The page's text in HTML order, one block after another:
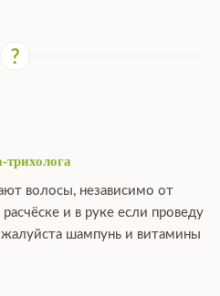
трихолога
волосы, независимо от
и в руке если проведу
шампунь и витамины